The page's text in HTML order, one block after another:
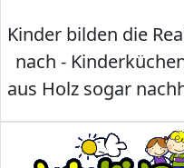
Kinder bilden die
nach -
aus Holz sogar